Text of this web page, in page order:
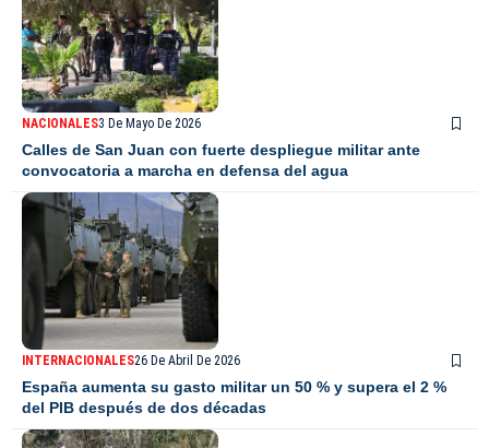
NACIONALES3 De Mayo De 2026
Calles de San Juan con fuerte despliegue militar ante
convocatoria a marcha en defensa del agua
INTERNACIONALES26 De Abril De 2026
España aumenta su gasto militar un 50 % y supera el 2 %
del PIB después de dos décadas